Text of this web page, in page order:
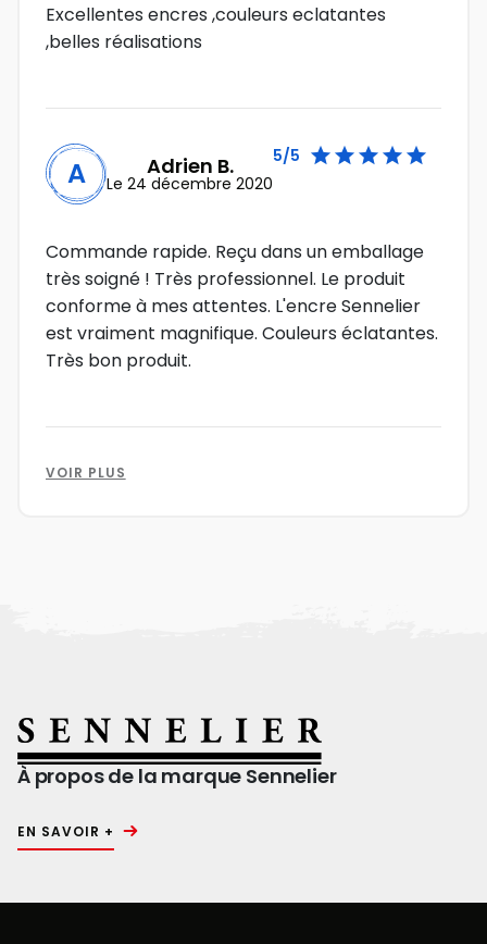
Excellentes encres ,couleurs eclatantes
,belles réalisations
A Adrien B.
Le 24 décembre 2020
5/5 
Commande rapide. Reçu dans un emballage
très soigné ! Très professionnel. Le produit
conforme à mes attentes. L'encre Sennelier
est vraiment magnifique. Couleurs éclatantes.
Très bon produit.
VOIR PLUS
À propos de la marque Sennelier
EN SAVOIR +